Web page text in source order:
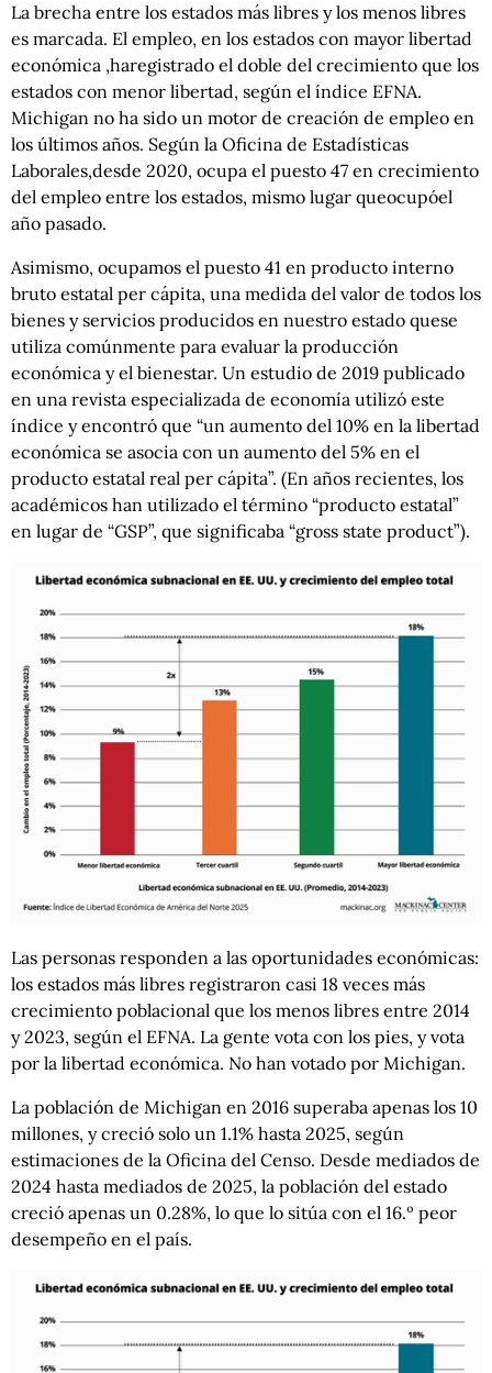
La brecha entre los estados más libres y los menos libres
es marcada. El empleo, en los estados con mayor libertad
económica ,haregistrado el doble del crecimiento que los
estados con menor libertad, según el índice EFNA.
Michigan no ha sido un motor de creación de empleo en
los últimos años. Según la Oficina de Estadísticas
Laborales,desde 2020, ocupa el puesto 47 en crecimiento
del empleo entre los estados, mismo lugar queocupóel
año pasado.
Asimismo, ocupamos el puesto 41 en producto interno
bruto estatal per cápita, una medida del valor de todos los
bienes y servicios producidos en nuestro estado quese
utiliza comúnmente para evaluar la producción
económica y el bienestar. Un estudio de 2019 publicado
en una revista especializada de economía utilizó este
índice y encontró que “un aumento del 10% en la libertad
económica se asocia con un aumento del 5% en el
producto estatal real per cápita”. (En años recientes, los
académicos han utilizado el término “producto estatal”
en lugar de “GSP”, que significaba “gross state product”).
Las personas responden a las oportunidades económicas:
los estados más libres registraron casi 18 veces más
crecimiento poblacional que los menos libres entre 2014
y 2023, según el EFNA. La gente vota con los pies, y vota
por la libertad económica. No han votado por Michigan.
La población de Michigan en 2016 superaba apenas los 10
millones, y creció solo un 1.1% hasta 2025, según
estimaciones de la Oficina del Censo. Desde mediados de
2024 hasta mediados de 2025, la población del estado
creció apenas un 0.28%, lo que lo sitúa con el 16.º peor
desempeño en el país.